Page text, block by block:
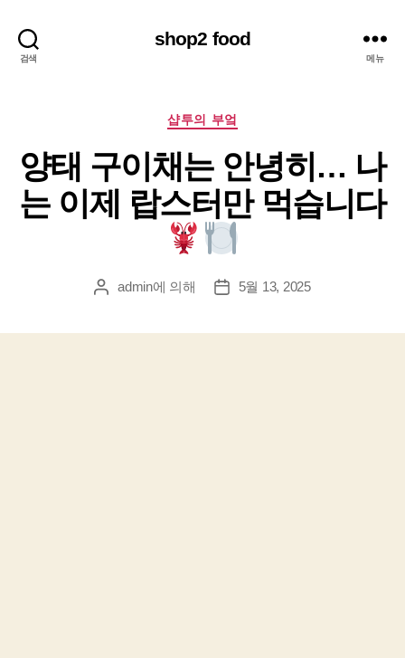
검색
shop2 food
메뉴
카
고
리
샵투의 부엌
양태 구이채는 안녕히… 나
는 이제 랍스터만 먹습니다
게 admin에 의해
게
5월 13, 2025